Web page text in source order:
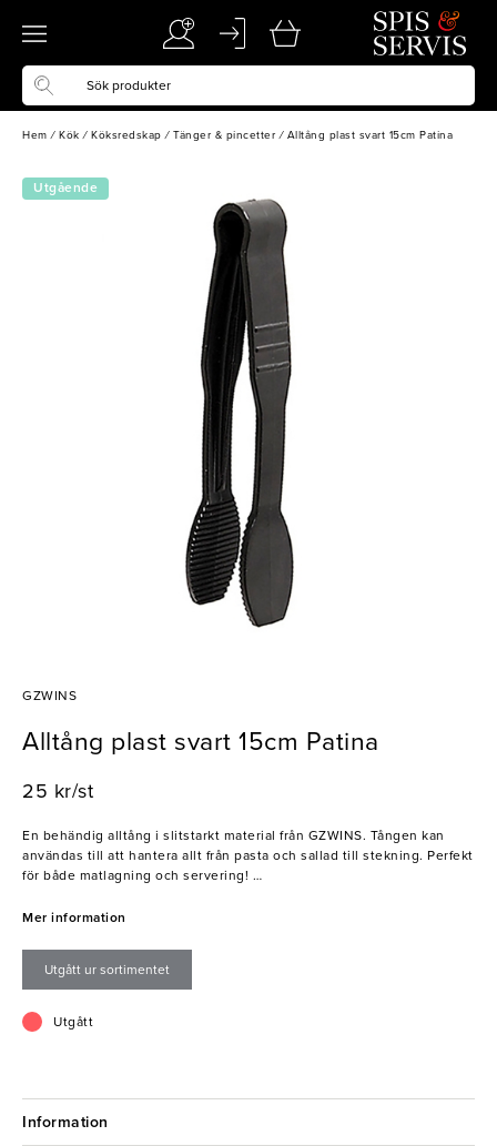
Hem / Kök / Köksredskap / Tänger & pincetter / Alltång plast svart 15cm Patina
Utgående
GZWINS
Alltång plast svart 15cm Patina
25 kr/st
En behändig alltång i slitstarkt material från GZWINS. Tången kan
användas till att hantera allt från pasta och sallad till stekning. Perfekt
för både matlagning och servering!
- Mångsidig användning
Mer information
Utgått ur sortimentet
Utgått
Information